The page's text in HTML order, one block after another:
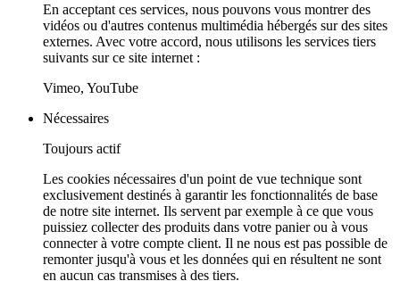
En acceptant ces services, nous pouvons vous montrer des
vidéos ou d'autres contenus multimédia hébergés sur des sites
externes. Avec votre accord, nous utilisons les services tiers
suivants sur ce site internet :
Vimeo, YouTube
Nécessaires
Toujours actif
Les cookies nécessaires d'un point de vue technique sont
exclusivement destinés à garantir les fonctionnalités de base
de notre site internet. Ils servent par exemple à ce que vous
puissiez collecter des produits dans votre panier ou à vous
connecter à votre compte client. Il ne nous est pas possible de
remonter jusqu'à vous et les données qui en résultent ne sont
en aucun cas transmises à des tiers.